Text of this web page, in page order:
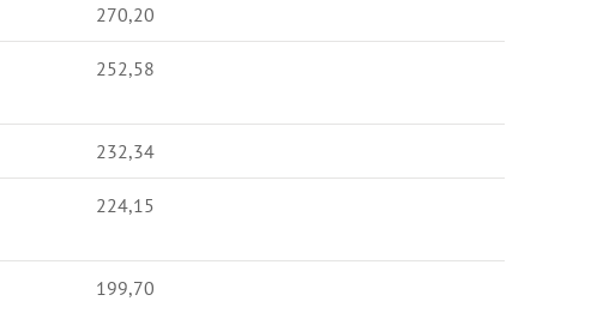
270,20
252,58
232,34
224,15
199,70